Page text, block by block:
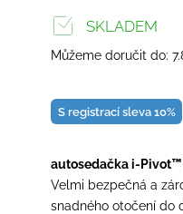
S registrací sleva 10%
autosedačka i-Pivot™
Velmi bezpečná a
snadného otočení do
SKLADEM
Můžeme doručit do: